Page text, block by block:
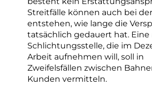
Streitfälle können auch bei
entstehen, wie lange die
tatsächlich gedauert hat. Eine
Schlichtungsstelle, die im
Arbeit aufnehmen will, soll in
Zweifelsfällen zwischen
Kunden vermitteln.